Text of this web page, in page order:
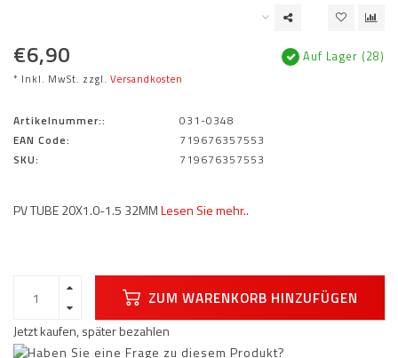
€6,90
* Inkl. MwSt. zzgl. Versandkosten
Auf Lager (28)
Artikelnummer::
031-0348
EAN Code:
719676357553
SKU:
719676357553
PV TUBE 20X1.0-1.5 32MMLesen Sie mehr..
ZUM WARENKORB HINZUFÜGEN
Jetzt kaufen, später bezahlen